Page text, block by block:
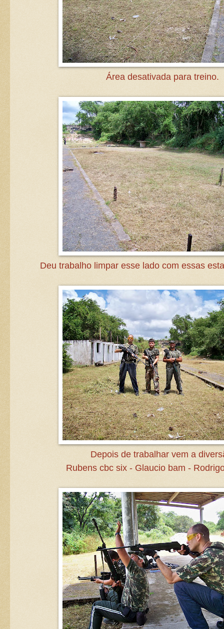
Área desativada para treino.
Deu trabalho limpar esse lado com essas
Depois de trabalhar vem a
Rubens cbc six - Glaucio bam -